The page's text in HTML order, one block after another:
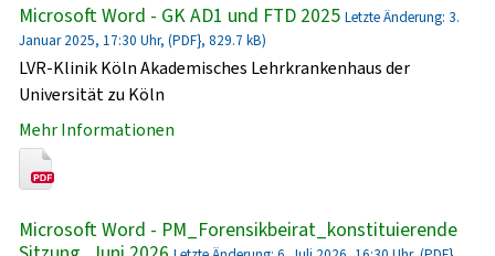
Microsoft Word - GK AD1 und FTD 2025 Letzte Änderung: 3.
Januar 2025, 17:30 Uhr, (PDF}, 829.7 kB)
LVR-Klinik Köln Akademisches Lehrkrankenhaus der
Universität zu Köln
Mehr Informationen
Microsoft Word - PM_Forensikbeirat_konstituierende